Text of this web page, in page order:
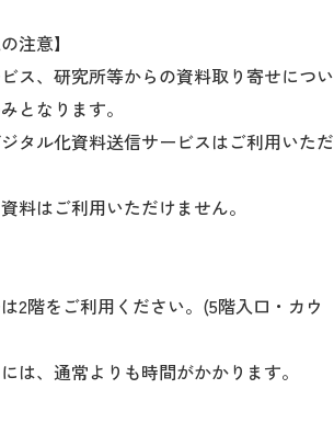
者向け 新入生サイト
ンラインショップ
注意】
ス、研究所等からの資料取り寄せについ
となります。
タル化資料送信サービスはご利用いただ
料はご利用いただけません。
2階をご利用ください。(5階入口・カウ
は、通常よりも時間がかかります。